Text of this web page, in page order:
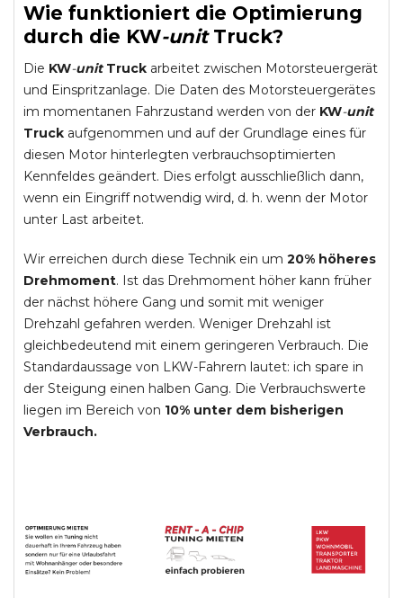
Wie funktioniert die Optimierung
durch die KW-unit Truck?
Die KW-unit Truck arbeitet zwischen Motorsteuergerät
und Einspritzanlage. Die Daten des Motorsteuergerätes
im momentanen Fahrzustand werden von der KW-unit
Truck aufgenommen und auf der Grundlage eines für
diesen Motor hinterlegten verbrauchsoptimierten
Kennfeldes geändert. Dies erfolgt ausschließlich dann,
wenn ein Eingriff notwendig wird, d. h. wenn der Motor
unter Last arbeitet.
Wir erreichen durch diese Technik ein um 20% höheres
Drehmoment. Ist das Drehmoment höher kann früher
der nächst höhere Gang und somit mit weniger
Drehzahl gefahren werden. Weniger Drehzahl ist
gleichbedeutend mit einem geringeren Verbrauch. Die
Standardaussage von LKW-Fahrern lautet: ich spare in
der Steigung einen halben Gang. Die Verbrauchswerte
liegen im Bereich von 10% unter dem bisherigen
Verbrauch.